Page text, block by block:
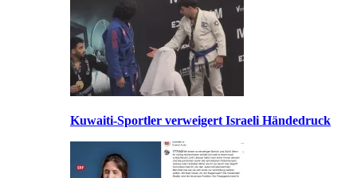
Kuwaiti-Sportler verweigert Israeli Händedruck